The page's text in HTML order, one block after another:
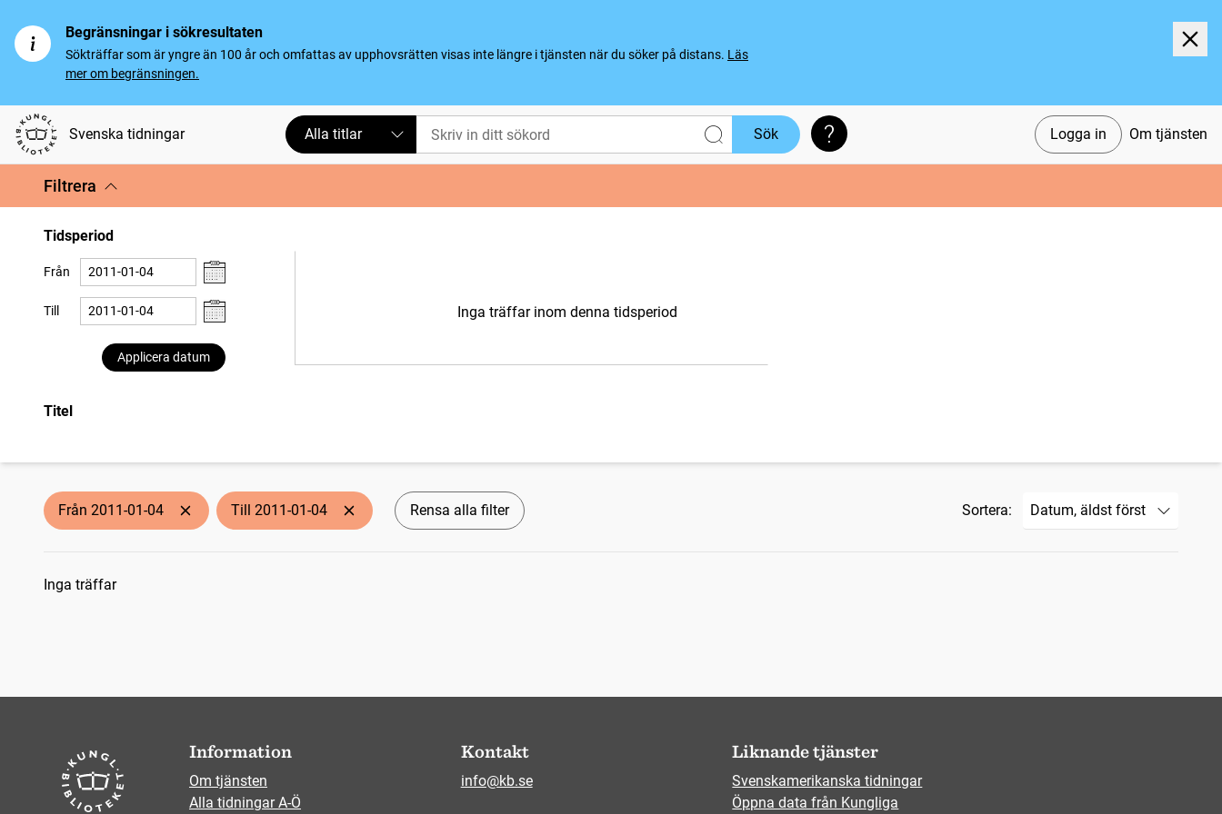
Begränsningar i sökresultaten
Sökträffar som är yngre än 100 år och omfattas av upphovsrätten visas inte längre i tjänsten när du söker på distans. Läs
mer om begränsningen.
Svenska tidningar Logga in Om tjänsten
Alla titlar Sök Söktips
Filtrera
Tidsperiod
Från
Till
Applicera datum
Inga träffar inom denna tidsperiod
Titel
Från 2011-01-04 Till 2011-01-04 Rensa alla filter Sortera:
Sökresultat
Inga träffar
Information
Om tjänsten
Alla tidningar A-Ö
Kontakt
info@kb.se
Liknande tjänster
Svenskamerikanska tidningar
Öppna data från Kungliga